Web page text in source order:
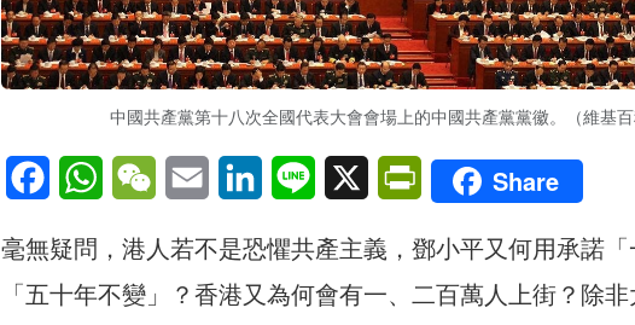
中國共產黨第十八次全國代表大會會場上的中國共產黨黨徽。（維基百
FacebookWhatsAppWeChatEmail LinkedInLine X PrintFriendly
Share
毫無疑問，港人若不是恐懼共產主義，鄧小平又何用承諾
「五十年不變」？香港又為何會有一、二百萬人上街？除